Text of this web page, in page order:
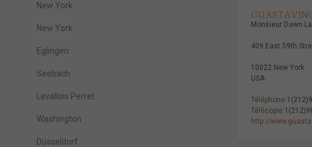
Monsieur Dawn
409 East 59th
10022 New York
USA
Téléphone
Télécopie
http://
New York
New York
Eglingen
Seebach
Levallois Perret
Washington
Düsseldorf